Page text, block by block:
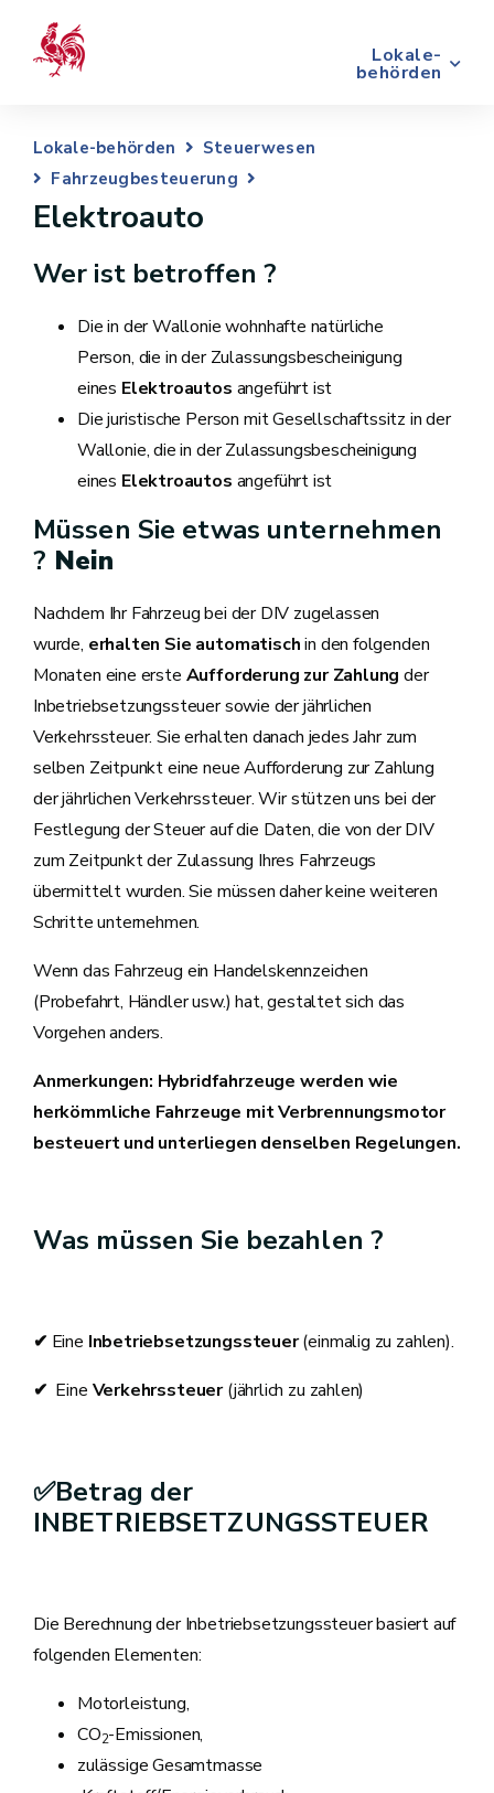
Lokale-
behörden
Lokale-behörden
Steuerwesen
Fahrzeugbesteuerung
Elektroauto
Wer ist betroffen ?
Die in der Wallonie wohnhafte natürliche
Person, die in der Zulassungsbescheinigung
eines Elektroautos angeführt ist
Die juristische Person mit Gesellschaftssitz in der
Wallonie, die in der Zulassungsbescheinigung
eines Elektroautos angeführt ist
Müssen Sie etwas unternehmen
? Nein
Nachdem Ihr Fahrzeug bei der DIV zugelassen
wurde, erhalten Sie automatischin den folgenden
Monaten eine erste Aufforderung zur Zahlung der
Inbetriebsetzungssteuer sowie der jährlichen
Verkehrssteuer. Sie erhalten danach jedes Jahr zum
selben Zeitpunkt eine neue Aufforderung zur Zahlung
der jährlichen Verkehrssteuer. Wir stützen uns bei der
Festlegung der Steuer auf die Daten, die von der DIV
zum Zeitpunkt der Zulassung Ihres Fahrzeugs
übermittelt wurden. Sie müssen daher keine weiteren
Schritte unternehmen.
Wenn das Fahrzeug ein Handelskennzeichen
(Probefahrt, Händler usw.) hat, gestaltet sich das
Vorgehen anders.
Anmerkungen: Hybridfahrzeuge werden wie
herkömmliche Fahrzeuge mit Verbrennungsmotor
besteuert und unterliegen denselben Regelungen.
Was müssen Sie bezahlen ?
✔ Eine Inbetriebsetzungssteuer(einmalig zu zahlen).
✔ Eine Verkehrssteuer(jährlich zu zahlen)
✅Betrag der
INBETRIEBSETZUNGSSTEUER
Die Berechnung der Inbetriebsetzungssteuer basiert auf
folgenden Elementen:
Motorleistung,
CO2-Emissionen,
zulässige Gesamtmasse